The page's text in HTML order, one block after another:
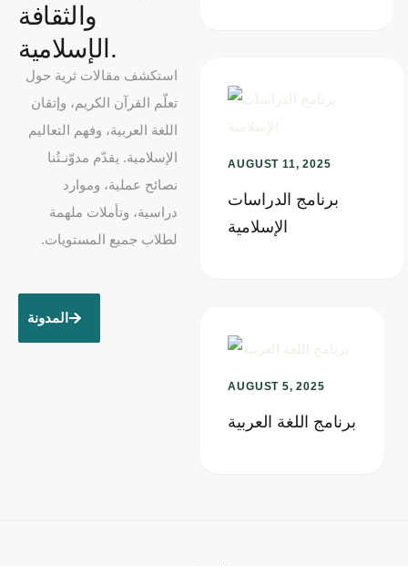
والثقافة
الإسلامية.
استكشف مقالات ثرية حول
تعلّم القرآن الكريم، وإتقان
اللغة العربية، وفهم التعاليم
الإسلامية. يقدّم مدوّنـتُنا
نصائح عملية، وموارد
دراسية، وتأملات ملهمة
لطلاب جميع المستويات.
المدونة
AUGUST 11, 2025
برنامج الدراسات
الإسلامية
AUGUST 5, 2025
برنامج اللغة العربية